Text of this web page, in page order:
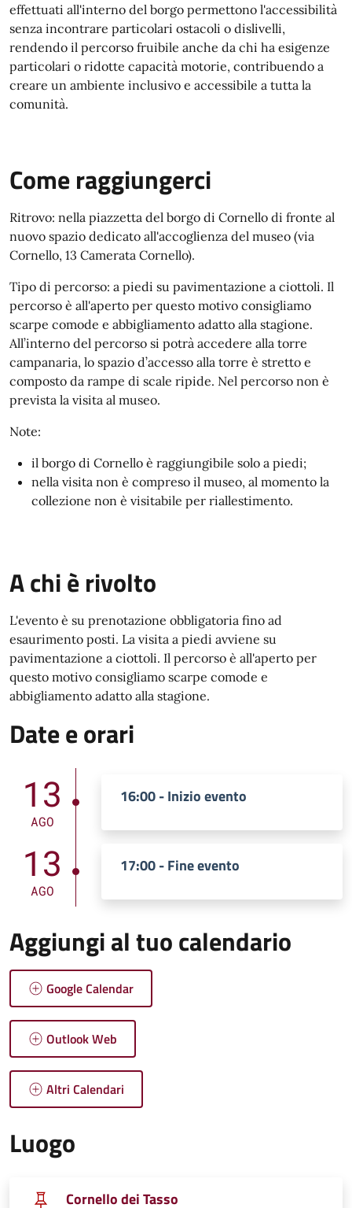
effettuati all'interno del borgo permettono l'accessibilità
senza incontrare particolari ostacoli o dislivelli,
rendendo il percorso fruibile anche da chi ha esigenze
particolari o ridotte capacità motorie, contribuendo a
creare un ambiente inclusivo e accessibile a tutta la
comunità.
Come raggiungerci
Ritrovo: nella piazzetta del borgo di Cornello di fronte al
nuovo spazio dedicato all'accoglienza del museo (via
Cornello, 13 Camerata Cornello).
Tipo di percorso: a piedi su pavimentazione a ciottoli. Il
percorso è all'aperto per questo motivo consigliamo
scarpe comode e abbigliamento adatto alla stagione.
All’interno del percorso si potrà accedere alla torre
campanaria, lo spazio d’accesso alla torre è stretto e
composto da rampe di scale ripide. Nel percorso non è
prevista la visita al museo.
Note:
il borgo di Cornello è raggiungibile solo a piedi;
nella visita non è compreso il museo, al momento la
collezione non è visitabile per riallestimento.
A chi è rivolto
L'evento è su prenotazione obbligatoria fino ad
esaurimento posti. La visita a piedi avviene su
pavimentazione a ciottoli. Il percorso è all'aperto per
questo motivo consigliamo scarpe comode e
abbigliamento adatto alla stagione.
Date e orari
13
AGO
16:00 - Inizio evento
13
AGO
17:00 - Fine evento
Aggiungi al tuo calendario
Google Calendar
Outlook Web
Altri Calendari
Luogo
Cornello dei Tasso